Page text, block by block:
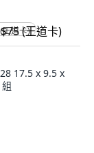
王道卡)
17.5 x 9.5 x